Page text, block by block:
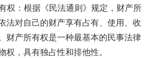
：根据《民法通则》规定，财产所
法对自己的财产享有占有、使用、收
财产所有权是一种最基本的民事法律
权，具有独占性和排他性。